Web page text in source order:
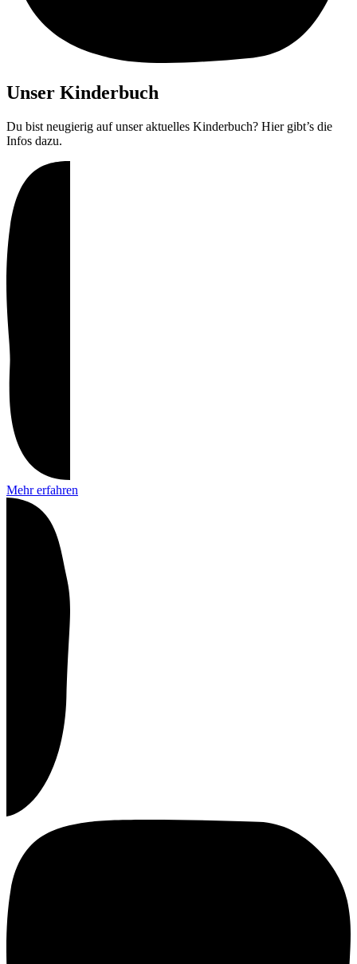
Unser Kinderbuch
Du bist neugierig auf unser aktuelles Kinderbuch? Hier gibt’s die
Infos dazu.
Mehr erfahren